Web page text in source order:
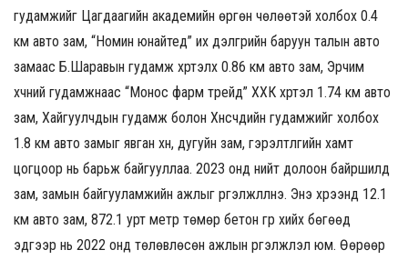
гудамжийг Цагдаагийн академийн өргөн чөлөөтэй холбох 0.4
км авто зам, “Номин юнайтед” их дэлгүүрийн баруун талын авто
замаас Б.Шаравын гудамж хүртэлх 0.86 км авто зам, Эрчим
хүчний гудамжнаас “Монос фарм трейд” ХХК хүртэл 1.74 км авто
зам, Хайгуулчдын гудамж болон Хүнсчдийн гудамжийг холбох
1.8 км авто замыг явган хүн, дугуйн зам, гэрэлтүүлгийн хамт
цогцоор нь барьж байгууллаа. 2023 онд нийт долоон байршилд
зам, замын байгууламжийн ажлыг үргэлжлүүлнэ. Энэ хүрээнд 12.1
км авто зам, 872.1 урт метр төмөр бетон гүүр хийх бөгөөд
эдгээр нь 2022 онд төлөвлөсөн ажлын үргэлжлэл юм. Өөрөөр